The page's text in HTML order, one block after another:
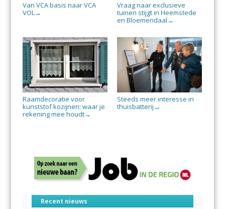
Van VCA basis naar VCA
VOL→
Vraag naar exclusieve
tuinen stijgt in Heemstede
en Bloemendaal →
Raamdecoratie voor
kunststof kozijnen: waar je
rekening mee houdt→
Steeds meer interesse in
thuisbatterij →
Recent nieuws